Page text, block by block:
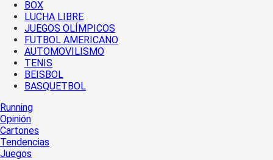
BOX
LUCHA LIBRE
JUEGOS OLÍMPICOS
FUTBOL AMERICANO
AUTOMOVILISMO
TENIS
BEISBOL
BASQUETBOL
Running
Opinión
Cartones
Tendencias
Juegos